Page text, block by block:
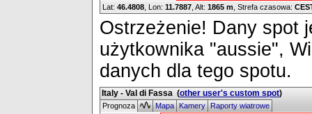
Lat: 46.4808 , Lon: 11.7887 Alt: 1865 m , Strefa czasowa:
Ostrzeżenie! Dany spot
użytkownika "aussie",
danych dla tego spotu.
Italy - Val di Fassa (other user's custom spot)
Prognoza MapaKameryRaporty wiatrowe